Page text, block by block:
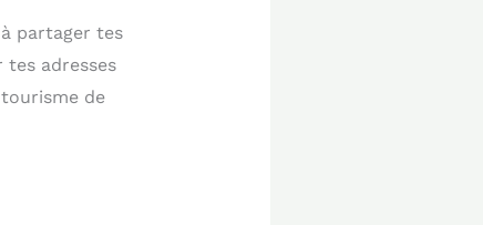
partager tes
adresses
de